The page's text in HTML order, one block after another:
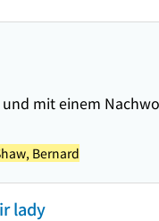
und mit einem
Bernard
lady